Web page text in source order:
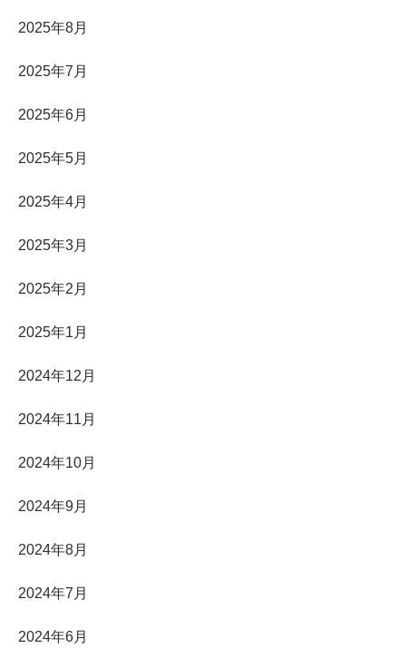
2025年8月
2025年7月
2025年6月
2025年5月
2025年4月
2025年3月
2025年2月
2025年1月
2024年12月
2024年11月
2024年10月
2024年9月
2024年8月
2024年7月
2024年6月